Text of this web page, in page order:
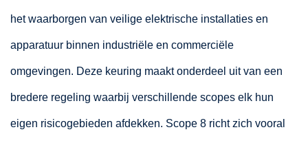
het waarborgen van veilige elektrische installaties en
apparatuur binnen industriële en commerciële
omgevingen. Deze keuring maakt onderdeel uit van een
bredere regeling waarbij verschillende scopes elk hun
eigen risicogebieden afdekken. Scope 8 richt zich vooral